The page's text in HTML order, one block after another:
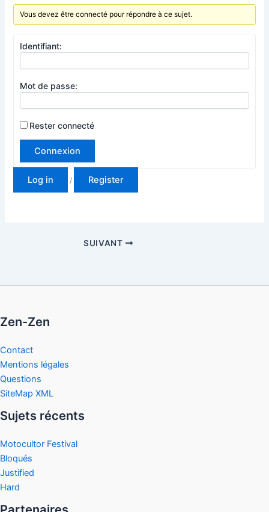
Vous devez être connecté pour répondre à ce sujet.
Identifiant:
Mot de passe:
Rester connecté
Connexion
Log in / Register
SUIVANT
Zen-Zen
Contact
Mentions légales
Questions
SiteMap XML
Sujets récents
Motocultor Festival
Bloqués
Justified
Hard